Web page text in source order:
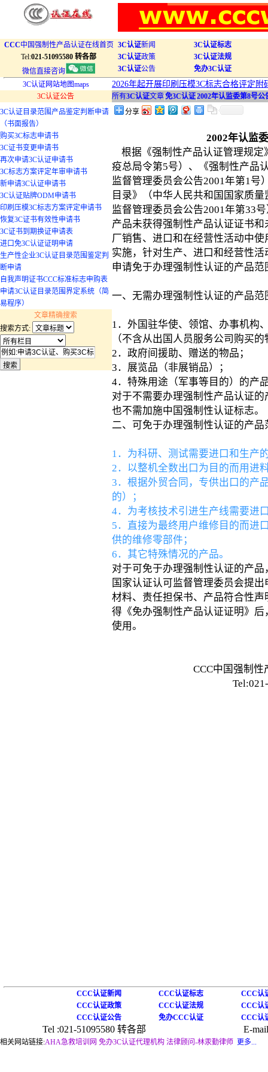
CCC中国强制性产品认证在线首页
Tel:021-51095580 转各部
微信直接咨询
3C认证新闻
3C认证政策
3C认证公告
3C认证标志
3C认证法规
免办3C认证
3C认证网站地图maps
3C认证公告
3C认证目录范围产品鉴定判断申请
（书面报告）
购买3C标志申请书
3C证书变更申请书
再次申请3C认证申请书
3C标志方案评定年审申请书
新申请3C认证申请书
3C认证贴牌ODM申请书
印刷压模3C标志方案评定申请书
恢复3C证书有效性申请书
3C证书到期换证申请表
进口免3C认证证明申请
生产性企业3C认证目录范围鉴定判
断申请
自我声明证书CCC标准标志申购表
申请3C认证目录范围界定系统（简
易程序）
文章精确搜索
搜索方式:
2026年起开展印刷压模3C标志合格评定附
所有3C认证文章|免3C认证|2002年认监委第8号公
分享
2002年认监
根据《强制性产品认证管理规定
疫总局令第5号）、《强制性产品
监督管理委员会公告2001年第1号
目录》（中华人民共和国国家质
监督管理委员会公告2001年第33
产品未获得强制性产品认证证书
厂销售、进口和在经营性活动中
实施，针对生产、进口和经营性
申请免于办理强制性认证的产品
一、无需办理强制性认证的产品范
1．外国驻华使、领馆、办事机构
（不含从出国人员服务公司购买
2．政府间援助、赠送的物品；
3．展览品（非展销品）；
4．特殊用途（军事等目的）的产
对于不需要办理强制性产品认证
也不需加施中国强制性认证标志。
二、可免于办理强制性认证的产品
1．为科研、测试需要进口和生产
2．以整机全数出口为目的而用进
3．根据外贸合同，专供出口的产
的）；
4．为考核技术引进生产线需要进
5．直接为最终用户维修目的而进
供的维修零部件；
6．其它特殊情况的产品。
对于可免于办理强制性认证的产
国家认证认可监督管理委员会提
材料、责任担保书、产品符合性
得《免办强制性产品认证证明》
使用。
CCC中国强制
CCC认证新闻
CCC认证政策
CCC认证公告
CCC认证标志
CCC认证法规
免办CCC认证
CCC认
CCC认
CCC认
Tel :021-51095580 转各部 E-
相关网站链接:AHA急救培训网 免办3C认证代理机构 法律顾问-林汞勤律师 更多...